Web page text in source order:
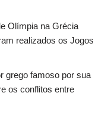
Olímpia na Grécia
realizados os Jogos
grego famoso por sua
os conflitos entre